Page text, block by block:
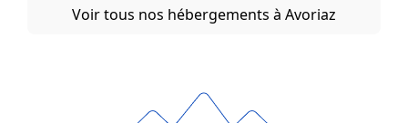
Voir tous nos hébergements à Avoriaz